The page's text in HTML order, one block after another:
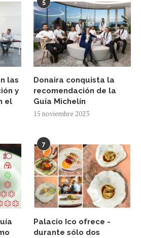
las
y
el
5
Donaira conquista la
recomendación de la
Guía Michelín
15 noviembre 2023
7
Palacio Ico ofrece -
durante sólo dos